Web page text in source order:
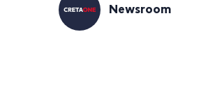
Newsroom